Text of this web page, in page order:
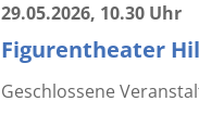
29.05.2026, 10.30 Uhr
Figurentheater
Geschlossene